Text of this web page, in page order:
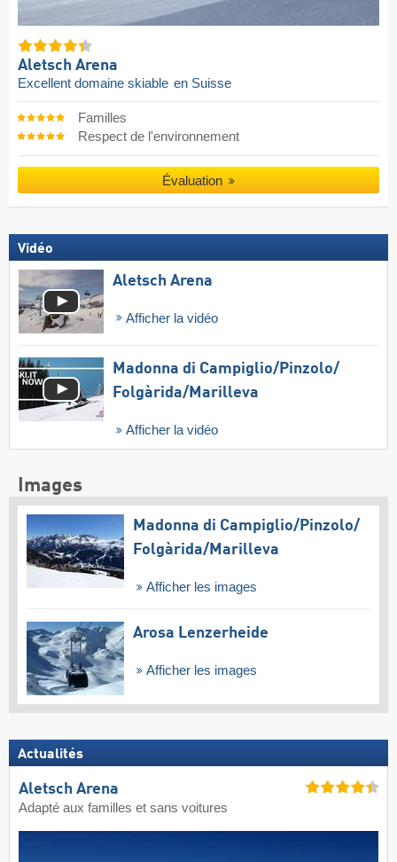
Aletsch Arena
Excellent domaine skiable en Suisse
Familles
Respect de l'environnement
Évaluation
Vidéo
Aletsch Arena
Afficher la vidéo
Madonna di Campiglio/​Pinzolo/​
Folgàrida/​Marilleva
Afficher la vidéo
Images
Madonna di Campiglio/​Pinzolo/​
Folgàrida/​Marilleva
Afficher les images
Arosa Lenzerheide
Afficher les images
Actualités
Aletsch Arena
Adapté aux familles et sans voitures